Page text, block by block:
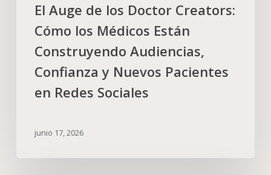
El Auge de los Doctor Creators:
Cómo los Médicos Están
Construyendo Audiencias,
Confianza y Nuevos Pacientes
en Redes Sociales
junio 17, 2026